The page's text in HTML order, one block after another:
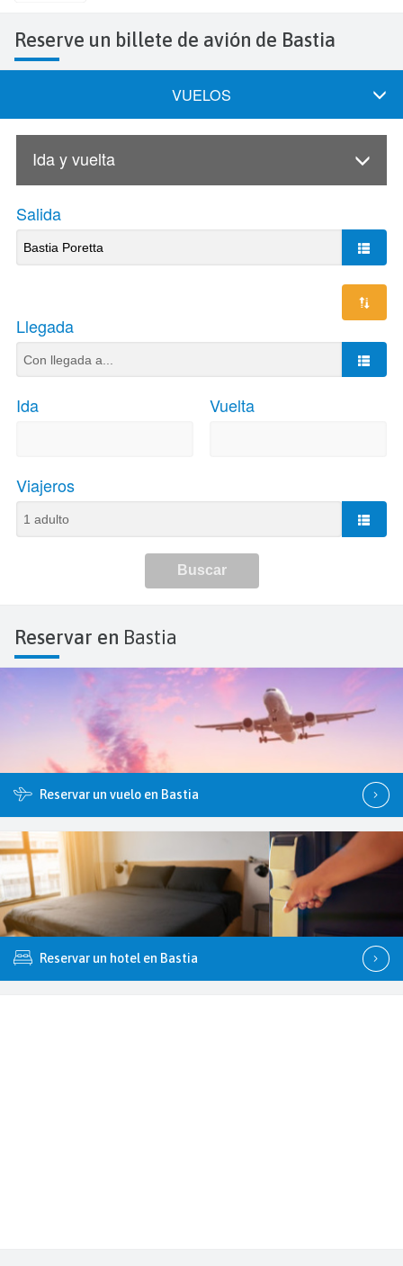
Reserve un billete de avión de Bastia
Reservar en Bastia
Reservar un vuelo en Bastia
Reservar un hotel en Bastia